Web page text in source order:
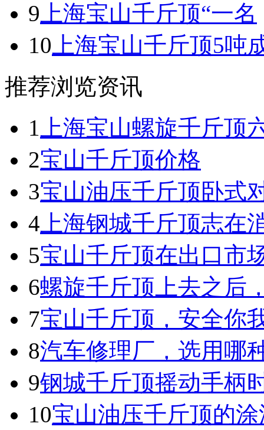
9 上海宝山千斤顶“一名
10 上海宝山千斤顶5吨
推荐浏览资讯
1 上海宝山螺旋千斤顶
2宝山千斤顶价格
3宝山油压千斤顶卧式
4 上海钢城千斤顶志在
5宝山千斤顶在出口市
6螺旋千斤顶上去之后
7宝山千斤顶，安全你
8汽车修理厂，选用哪
9钢城千斤顶摇动手柄
10宝山油压千斤顶的涂